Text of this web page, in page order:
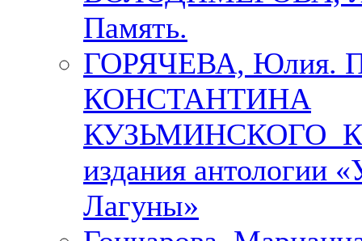
Память.
ГОРЯЧЕВА, Юлия.
КОНСТАНТИНА
КУЗЬМИНСКОГО К
издания антологии
Лагуны»